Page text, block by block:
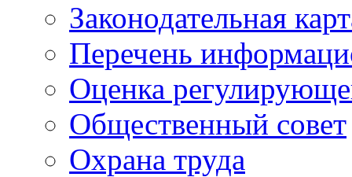
Законодательная
Перечень
Оценка
Общественный совет
Охрана труда